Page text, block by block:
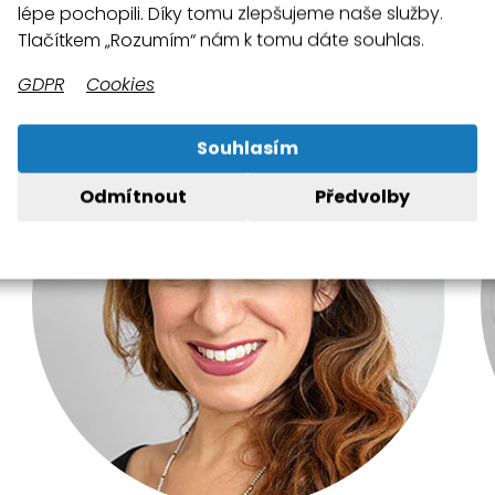
na jméno každého člena týmu se o něm dozvíte
lépe pochopili. Díky tomu zlepšujeme naše služby.
Tlačítkem „Rozumím“ nám k tomu dáte souhlas.
GDPR
Cookies
Souhlasím
Odmítnout
Předvolby